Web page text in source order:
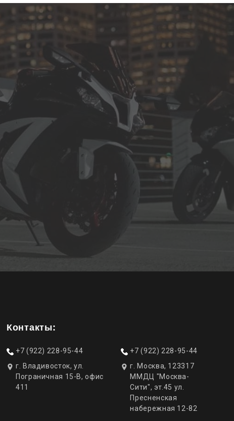
Контакты:
+7 (922) 228-95-44
г. Владивосток, ул.
Пограничная 15-В, офис
411
+7 (922) 228-95-44
г. Москва, 123317
ММДЦ "Москва-
Сити", эт.45 ул.
Пресненская
набережная 12-82